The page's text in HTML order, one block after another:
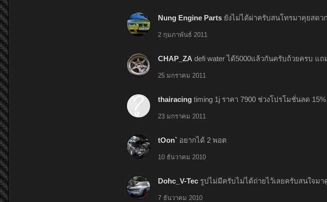
Nung Engine Parts ยังไม่ได้ผ่าครับสนโทรมาคุยสดว
2 กุมภาพันธ์ 2011
CHAP_ZA defi water ได้5000แล้วกันครับถ้วยครบ แ
25 มกราคม 2011
thairacing timing 1j ราคา 7900 ช่วงโปรโมชั่นลด
23 มกราคม 2011
tOon` อยากได้ 2 พอต
10 ธันวาคม 2010
Dohc_V-Tec รูปไม่มีครับไม่ได้ถ่ายไว้เลยครับสนใจมา
7 ธันวาคม 2010